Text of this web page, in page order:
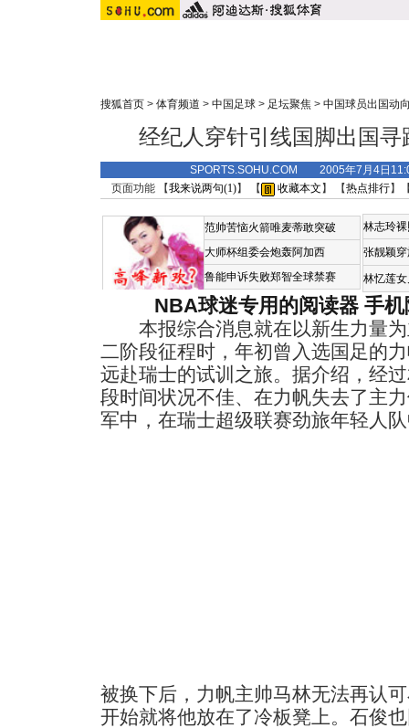
搜狐首页 > 体育频道 > 中国足球 > 足坛聚焦 > 中国球员出国动
经纪人穿针引线国脚出国
SPORTS.SOHU.COM 2005年7月4日
页面功能 【我来说两句(1)】 【 收藏本文 】 【热点排行】
范帅苦恼火箭唯麦蒂敢突破
大师杯组委会炮轰阿加西
鲁能申诉失败郑智全球禁赛
林志玲
张靓颖
林忆莲
NBA球迷专用的阅读器 手
本报综合消息就在以新生力量为
二阶段征程时，年初曾入选国足的
远赴瑞士的试训之旅。据介绍，经
段时间状况不佳、在力帆失去了主
军中，在瑞士超级联赛劲旅年轻人
被换下后，力帆主帅马林无法再认
开始就将他放在了冷板凳上。石俊